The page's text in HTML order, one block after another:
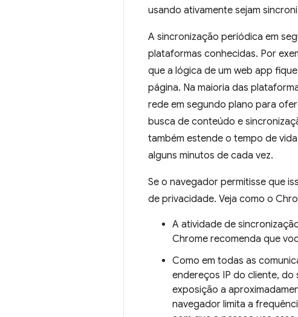
usando ativamente sejam
A sincronização periódica em
plataformas conhecidas. Por
que a lógica de um web app
página. Na maioria das
rede em segundo plano para
busca de conteúdo e
também estende o tempo de
alguns minutos de cada vez.
Se o navegador permitisse que
de privacidade. Veja como o
A atividade de
Chrome recomenda que
Como em todas as
endereços IP do cliente, do
exposição a
navegador limita a